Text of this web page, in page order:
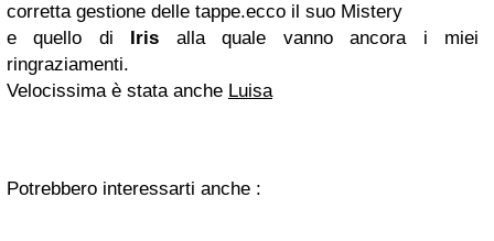
corretta gestione delle tappe.ecco il suo Mistery
e quello di Iris alla quale vanno ancora i miei
ringraziamenti.
Velocissima è stata anche Luisa
Potrebbero interessarti anche :